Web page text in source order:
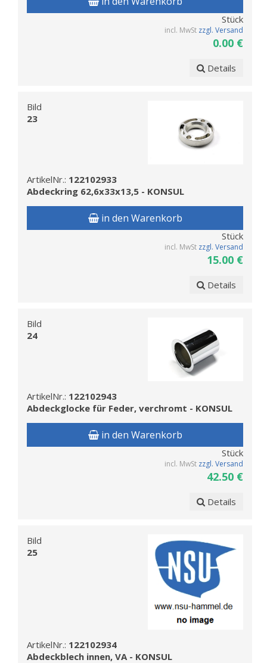
Stück
incl. MwSt zzgl. Versand
0.00 €
Details
Bild
23
ArtikelNr.: 122102933
Abdeckring 62,6x33x13,5 - KONSUL
in den Warenkorb
Stück
incl. MwSt zzgl. Versand
15.00 €
Details
Bild
24
ArtikelNr.: 122102943
Abdeckglocke für Feder, verchromt - KONSUL
in den Warenkorb
Stück
incl. MwSt zzgl. Versand
42.50 €
Details
Bild
25
ArtikelNr.: 122102934
Abdeckblech innen, VA - KONSUL